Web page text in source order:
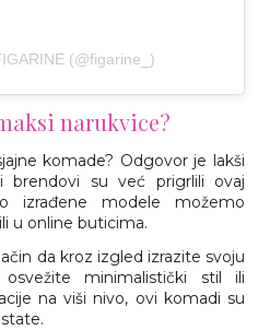
(@figarine_)
narukvice?
komade? Odgovor je lakši
brendovi su već prigrlili ovaj
izrađene modele možemo
u online buticima.
da kroz izgled izrazite svoju
minimalistički stil ili
na viši nivo, ovi komadi su